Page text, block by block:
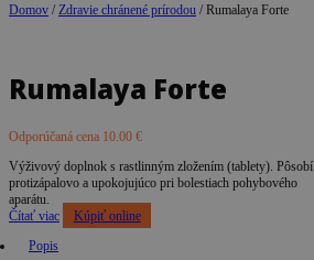
Domov / Zdravie chránené prírodou / Rumalaya Forte
Rumalaya Forte
Odporúčaná cena 10.00 €
Výživový doplnok s rastlinným zložením (tablety). Pôsobí
protizápalovo a upokojujúco pri bolestiach pohybového
aparátu.
Čítať viac
Kúpiť online
Popis